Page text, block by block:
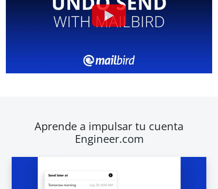
Aprende a impulsar tu cuenta
Engineer.com